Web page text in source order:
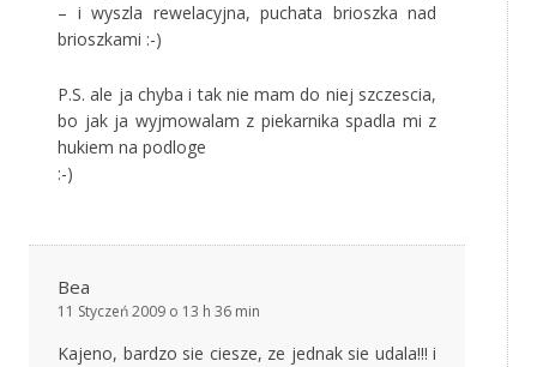
– i wyszla rewelacyjna, puchata brioszka nad
brioszkami :-)
P.S. ale ja chyba i tak nie mam do niej szczescia,
bo jak ja wyjmowalam z piekarnika spadla mi z
hukiem na podloge
:-)
Bea
11 Styczeń 2009 o 13 h 36 min
Kajeno, bardzo sie ciesze, ze jednak sie udala!!! i